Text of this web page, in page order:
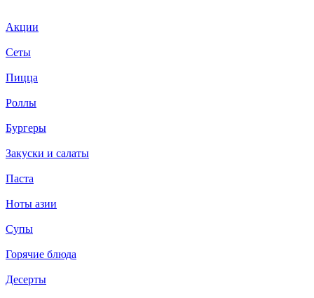
Акции
Сеты
Пицца
Роллы
Бургеры
Закуски и салаты
Паста
Ноты азии
Супы
Горячие блюда
Десерты